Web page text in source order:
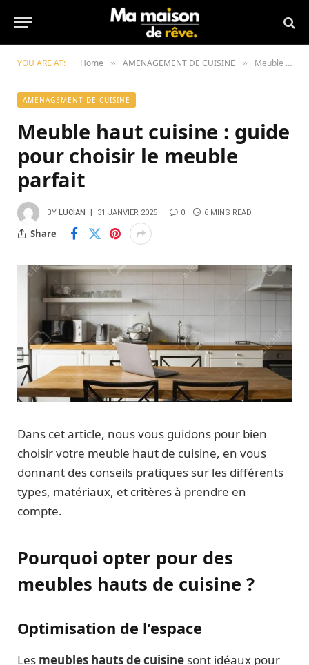
YOU ARE AT: Home » AMENAGEMENT DE CUISINE » Meuble haut cuisine : guide pour choisir le meuble parfait
AMENAGEMENT DE CUISINE
Meuble haut cuisine : guide
pour choisir le meuble
parfait
BY LUCIAN 31 JANVIER 2025 0 6 MINS READ
Share
Dans cet article, nous vous guidons pour bien
choisir votre meuble haut de cuisine, en vous
donnant des conseils pratiques sur les différents
types, matériaux, et critères à prendre en
compte.
Pourquoi opter pour des
meubles hauts de cuisine ?
Optimisation de l’espace
Les meubles hauts de cuisine sont idéaux pour